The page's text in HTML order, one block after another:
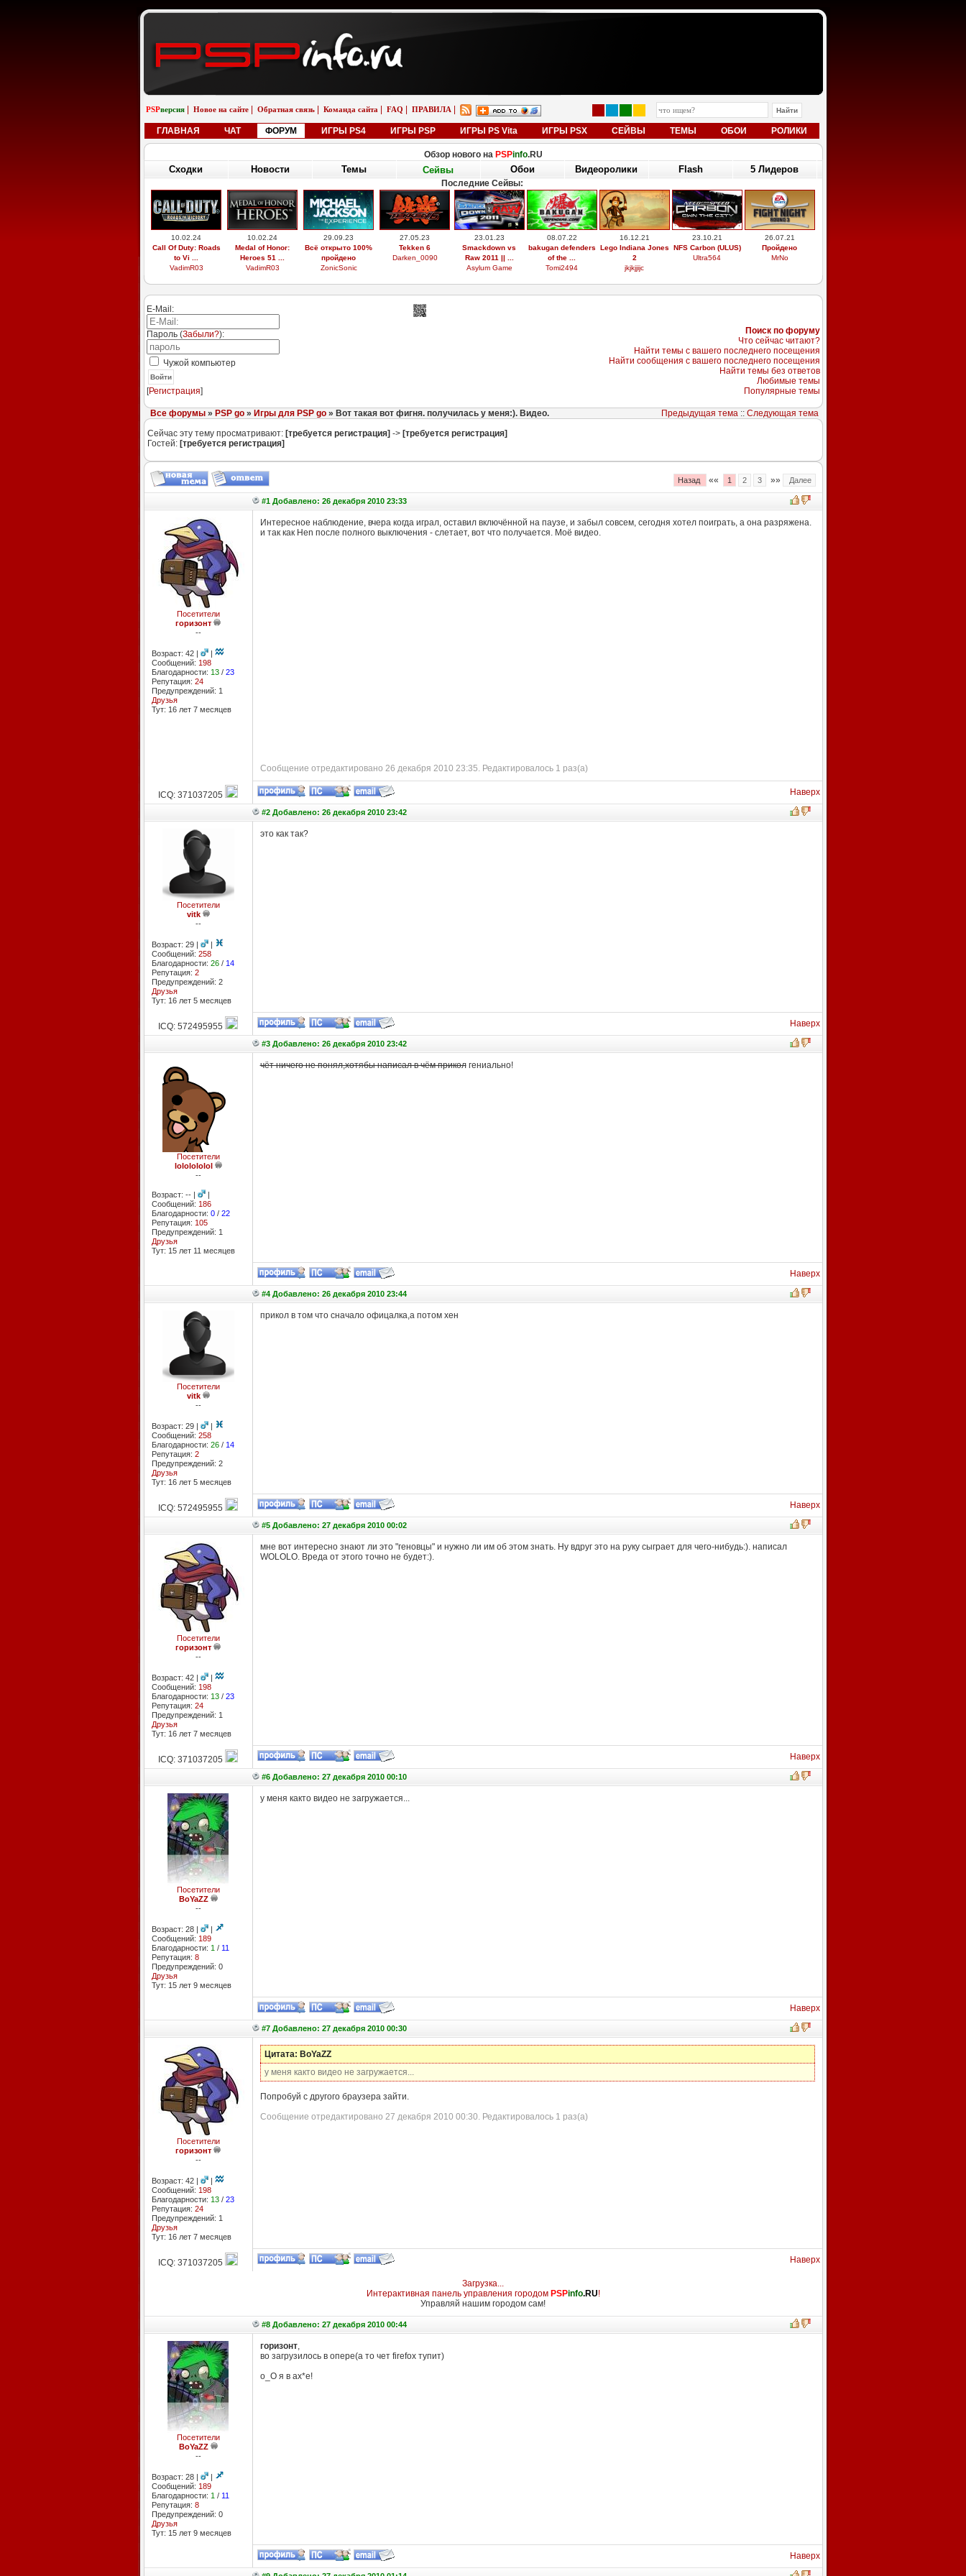
PSPверсия Новое на сайте Обратная связь Команда сайта FAQ ПРАВИЛА
ГЛАВНАЯ ЧАТ ФОРУМ ИГРЫ PS4 ИГРЫ PSP ИГРЫ PS Vita ИГРЫ PSX СЕЙВЫ ТЕМЫ ОБОИ РОЛИКИ
Обзор нового на PSPinfo.RU
Сходки Новости Темы Сейвы Обои Видеоролики Flash 5 Лидеров
Последние Сейвы:
10.02.24
Call Of Duty: Roads
to Vi ...
VadimR03
10.02.24
Medal of Honor:
Heroes 51 ...
VadimR03
29.09.23
Всё открыто 100%
пройдено
ZonicSonic
27.05.23
Tekken 6
Darken_0090
23.01.23
Smackdown vs
Raw 2011 || ...
Asylum Game
08.07.22
bakugan defenders
of the ...
Tomi2494
16.12.21
Lego Indiana Jones
2
jkjkjjijc
23.10.21
NFS Carbon (ULUS)
Ultra564
26.07.21
Пройдено
MrNo
E-Mail:
Пароль (Забыли?):
Чужой компьютер
Войти
[Регистрация]
Поиск по форуму
Что сейчас читают?
Найти темы с вашего последнего посещения
Найти сообщения с вашего последнего посещения
Найти темы без ответов
Любимые темы
Популярные темы
Все форумы» PSP go» Игры для PSP go» Вот такая вот фигня. получилась у меня:). Видео. Предыдущая тема:: Следующая тема
Сейчас эту тему просматривают: [требуется регистрация] -> [требуется регистрация]
Гостей: [требуется регистрация]
Назад «« 1 2 3 »» Далее
#1 Добавлено: 26 декабря 2010 23:33
Посетители
горизонт
--
Возраст: 42 |
|
Сообщений: 198
Благодарности: 13/ 23
Репутация: 24
Предупреждений: 1
Друзья
Тут: 16 лет 7 месяцев
Интересное наблюдение, вчера когда играл, оставил включённой на паузе, и забыл совсем, сегодня хотел поиграть, а она разряжена.
и так как Hen после полного выключения - слетает, вот что получается. Моё видео.
Сообщение отредактировано 26 декабря 2010 23:35. Редактировалось 1 раз(а)
ICQ: 371037205 Наверх
#2 Добавлено: 26 декабря 2010 23:42
Посетители
vitk
--
Возраст: 29 |
|
Сообщений: 258
Благодарности: 26/ 14
Репутация: 2
Предупреждений: 2
Друзья
Тут: 16 лет 5 месяцев
это как так?
ICQ: 572495955 Наверх
#3 Добавлено: 26 декабря 2010 23:42
Посетители
lololololol
--
Возраст: -- |
|
Сообщений: 186
Благодарности: 0/ 22
Репутация: 105
Предупреждений: 1
Друзья
Тут: 15 лет 11 месяцев
чёт ничего не понял,хотябы написал в чём приколгениально!
Наверх
#4 Добавлено: 26 декабря 2010 23:44
Посетители
vitk
--
Возраст: 29 |
|
Сообщений: 258
Благодарности: 26/ 14
Репутация: 2
Предупреждений: 2
Друзья
Тут: 16 лет 5 месяцев
прикол в том что сначало офицалка,а потом хен
ICQ: 572495955 Наверх
#5 Добавлено: 27 декабря 2010 00:02
Посетители
горизонт
--
Возраст: 42 |
|
Сообщений: 198
Благодарности: 13/ 23
Репутация: 24
Предупреждений: 1
Друзья
Тут: 16 лет 7 месяцев
мне вот интересно знают ли это "геновцы" и нужно ли им об этом знать. Ну вдруг это на руку сыграет для чего-нибудь:). написал
WOLOLO. Вреда от этого точно не будет:).
ICQ: 371037205 Наверх
#6 Добавлено: 27 декабря 2010 00:10
Посетители
BoYaZZ
--
Возраст: 28 |
|
Сообщений: 189
Благодарности: 1 / 11
Репутация: 8
Предупреждений: 0
Друзья
Тут: 15 лет 9 месяцев
у меня както видео не загружается...
Наверх
#7 Добавлено: 27 декабря 2010 00:30
Посетители
горизонт
--
Возраст: 42 |
|
Сообщений: 198
Благодарности: 13/ 23
Репутация: 24
Предупреждений: 1
Друзья
Тут: 16 лет 7 месяцев
Цитата: BoYaZZ
у меня както видео не загружается...
Попробуй с другого браузера зайти.
Сообщение отредактировано 27 декабря 2010 00:30. Редактировалось 1 раз(а)
ICQ: 371037205 Наверх
Загрузка...
Интерактивная панель управления городом PSPinfo.RU!
Управляй нашим городом сам!
#8 Добавлено: 27 декабря 2010 00:44
Посетители
BoYaZZ
--
Возраст: 28 |
|
Сообщений: 189
Благодарности: 1 / 11
Репутация: 8
Предупреждений: 0
Друзья
Тут: 15 лет 9 месяцев
горизонт,
во загрузилось в опере(а то чет firefox тупит)
о_О я в ах*е!
Наверх